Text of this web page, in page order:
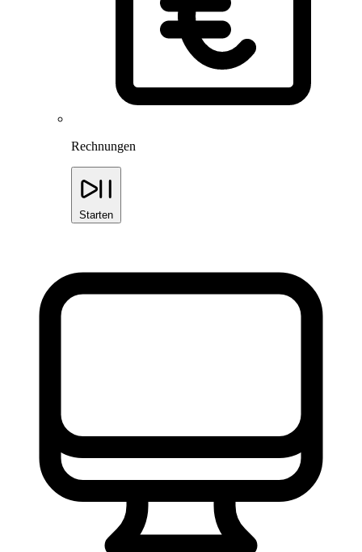
Rechnungen
Starten